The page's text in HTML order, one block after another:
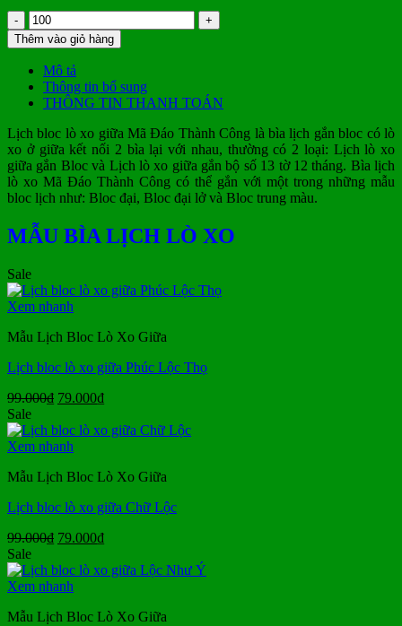
Lịch
bloc
lò
xo
giữa
Mã
Đáo
Thành
Công
số
lượng
Thêm vào giỏ hàng
Mô tả
Thông tin bổ sung
THÔNG TIN THANH TOÁN
Lịch bloc lò xo giữa Mã Đáo Thành Công là bìa lịch gắn bloc có lò
xo ở giữa kết nối 2 bìa lại với nhau, thường có 2 loại: Lịch lò xo
giữa gắn Bloc và Lịch lò xo giữa gắn bộ số 13 tờ 12 tháng. Bìa lịch
lò xo Mã Đáo Thành Công có thể gắn với một trong những mẫu
bloc lịch như: Bloc đại, Bloc đại lở và Bloc trung màu.
MẪU BÌA LỊCH LÒ XO
Sale
Xem nhanh
Mẫu Lịch Bloc Lò Xo Giữa
Lịch bloc lò xo giữa Phúc Lộc Thọ
99.000₫ Giá
là:
99.000₫.
79.000₫Giá
tại
Sale
Xem nhanh
Mẫu Lịch Bloc Lò Xo Giữa
Lịch bloc lò xo giữa Chữ Lộc
99.000₫ Giá
là:
99.000₫.
79.000₫Giá
tại
Sale
Xem nhanh
Mẫu Lịch Bloc Lò Xo Giữa